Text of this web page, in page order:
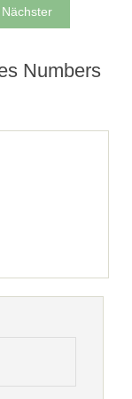
Nächster
Numbers